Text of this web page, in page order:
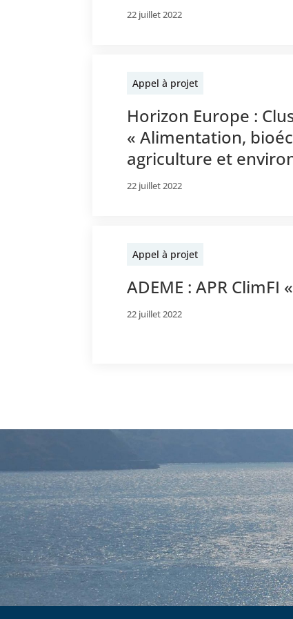
22 juillet 2022
Appel à projet
Horizon Europe :
« Alimentation,
agriculture et
22 juillet 2022
Appel à projet
ADEME : APR ClimFI
22 juillet 2022